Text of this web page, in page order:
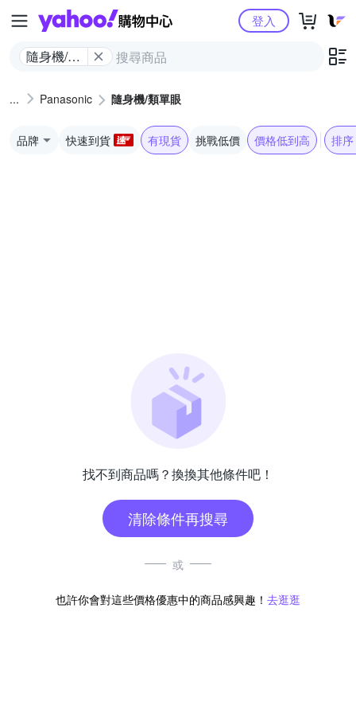
Yahoo購物中心
隨身機/類
登入
Panasonic 隨身機/類單眼
品牌 快速到貨 有現貨 挑戰低價 價格低到高 排序
找不到商品嗎？換換其他條件吧！
清除條件再搜尋
或
也許你會對這些價格優惠中的商品感興趣！ 去逛逛